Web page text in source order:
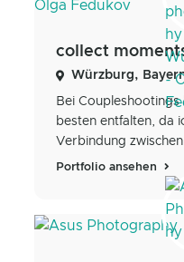
Würzburg,
Bei
besten entfalten, da
Verbindung
Portfolio ansehen